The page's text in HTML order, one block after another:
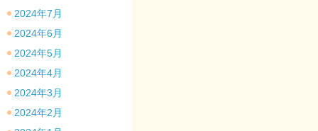
2024年7月
2024年6月
2024年5月
2024年4月
2024年3月
2024年2月